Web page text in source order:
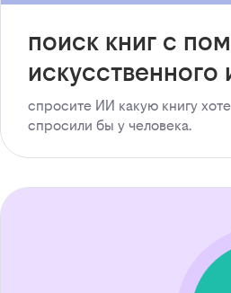
поиск книг с
искусственного
спросите ИИ какую книгу
спросили бы у человека.